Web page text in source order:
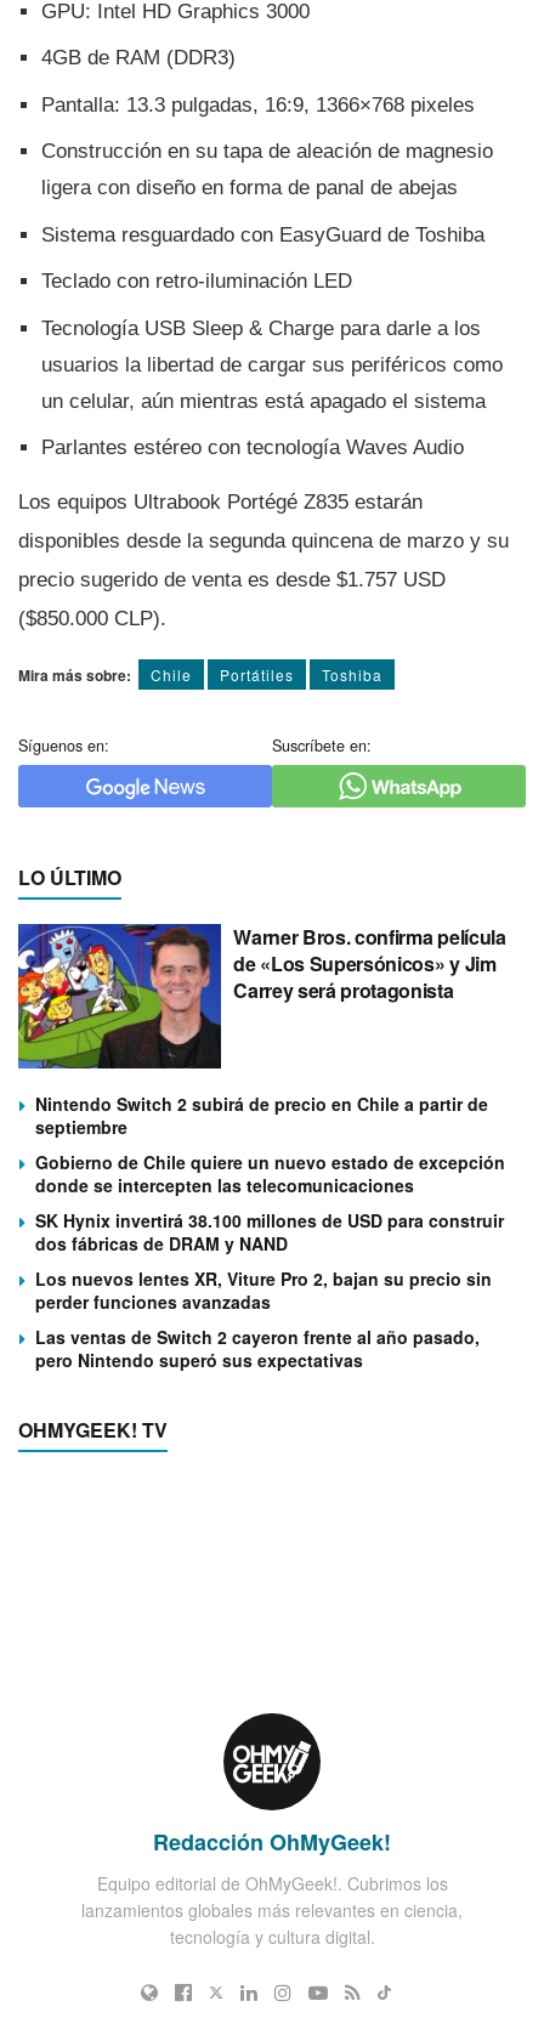
GPU: Intel HD Graphics 3000
4GB de RAM (DDR3)
Pantalla: 13.3 pulgadas, 16:9, 1366×768 pixeles
Construcción en su tapa de aleación de magnesio
ligera con diseño en forma de panal de abejas
Sistema resguardado con EasyGuard de Toshiba
Teclado con retro-iluminación LED
Tecnologí­a USB Sleep & Charge para darle a los
usuarios la libertad de cargar sus periféricos como
un celular, aún mientras está apagado el sistema
Parlantes estéreo con tecnologí­a Waves Audio
Los equipos Ultrabook Portégé Z835 estarán
disponibles desde la segunda quincena de marzo y su
precio sugerido de venta es desde $1.757 USD
($850.000 CLP).
Mira más sobre: Chile Portátiles Toshiba
Síguenos en: Suscríbete en:
LO ÚLTIMO
Warner Bros. confirma película
de «Los Supersónicos» y Jim
Carrey será protagonista
Nintendo Switch 2 subirá de precio en Chile a partir de
septiembre
Gobierno de Chile quiere un nuevo estado de excepción
donde se intercepten las telecomunicaciones
SK Hynix invertirá 38.100 millones de USD para construir
dos fábricas de DRAM y NAND
Los nuevos lentes XR, Viture Pro 2, bajan su precio sin
perder funciones avanzadas
Las ventas de Switch 2 cayeron frente al año pasado,
pero Nintendo superó sus expectativas
OHMYGEEK! TV
Redacción OhMyGeek!
Equipo editorial de OhMyGeek!. Cubrimos los
lanzamientos globales más relevantes en ciencia,
tecnología y cultura digital.